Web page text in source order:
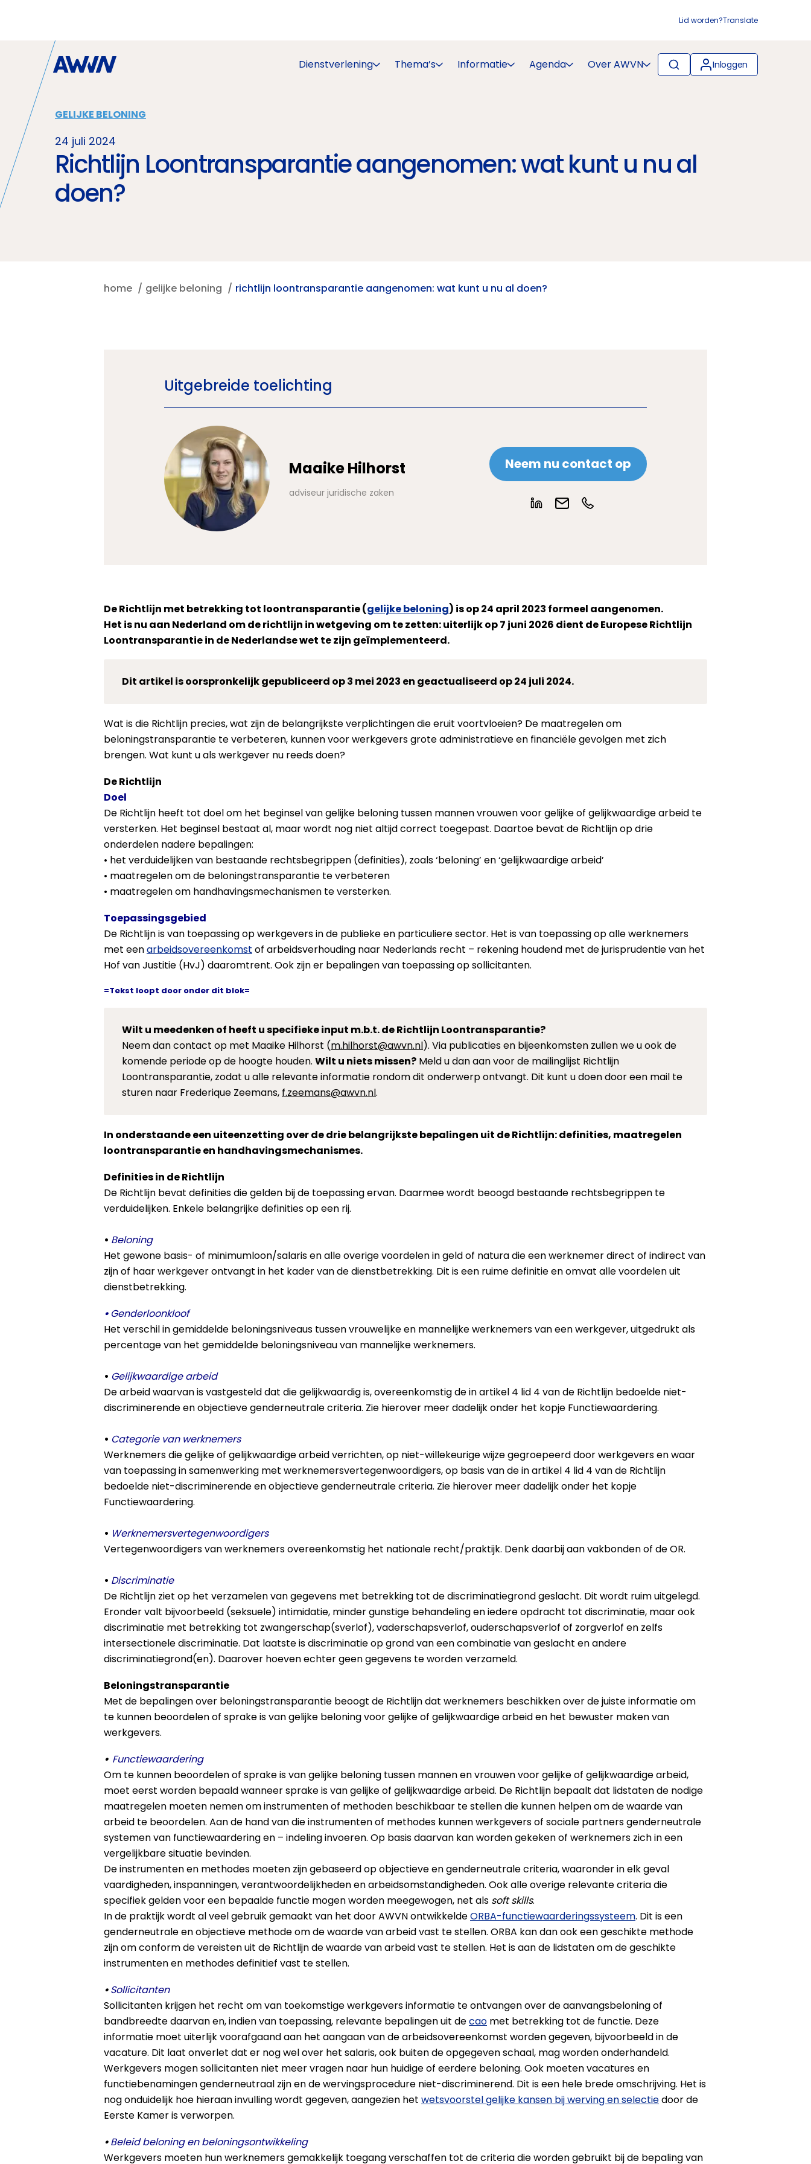
Lid worden?Translate
Dienstverlening Thema’s Informatie Agenda Over AWVN Inloggen
GELIJKE BELONING
24 juli 2024
Richtlijn Loontransparantie aangenomen: wat kunt u nu al
doen?
home gelijke beloning richtlijn loontransparantie aangenomen: wat kunt u nu al doen?
Uitgebreide toelichting
Maaike Hilhorst
adviseur juridische zaken
Neem nu contact op
De Richtlijn met betrekking tot loontransparantie (gelijke beloning) is op 24 april 2023 formeel aangenomen.
Het is nu aan Nederland om de richtlijn in wetgeving om te zetten: uiterlijk op 7 juni 2026 dient de Europese Richtlijn
Loontransparantie in de Nederlandse wet te zijn geïmplementeerd.
Dit artikel is oorspronkelijk gepubliceerd op 3 mei 2023 en geactualiseerd op 24 juli 2024.
Wat is die Richtlijn precies, wat zijn de belangrijkste verplichtingen die eruit voortvloeien? De maatregelen om
beloningstransparantie te verbeteren, kunnen voor werkgevers grote administratieve en financiële gevolgen met zich
brengen. Wat kunt u als werkgever nu reeds doen?
De Richtlijn
Doel
De Richtlijn heeft tot doel om het beginsel van gelijke beloning tussen mannen vrouwen voor gelijke of gelijkwaardige arbeid te
versterken. Het beginsel bestaat al, maar wordt nog niet altijd correct toegepast. Daartoe bevat de Richtlijn op drie
onderdelen nadere bepalingen:
• het verduidelijken van bestaande rechtsbegrippen (definities), zoals ‘beloning’ en ‘gelijkwaardige arbeid’
• maatregelen om de beloningstransparantie te verbeteren
• maatregelen om handhavingsmechanismen te versterken.
Toepassingsgebied
De Richtlijn is van toepassing op werkgevers in de publieke en particuliere sector. Het is van toepassing op alle werknemers
met eenarbeidsovereenkomst of arbeidsverhouding naar Nederlands recht – rekening houdend met de jurisprudentie van het
Hof van Justitie (HvJ) daaromtrent. Ook zijn er bepalingen van toepassing op sollicitanten.
=Tekst loopt door onder dit blok=
Wilt u meedenken of heeft u specifieke input m.b.t. de Richtlijn Loontransparantie?
Neem dan contact op met Maaike Hilhorst (m.hilhorst@awvn.nl). Via publicaties en bijeenkomsten zullen we u ook de
komende periode op de hoogte houden. Wilt u niets missen? Meld u dan aan voor de mailinglijst Richtlijn
Loontransparantie, zodat u alle relevante informatie rondom dit onderwerp ontvangt. Dit kunt u doen door een mail te
sturen naar Frederique Zeemans, f.zeemans@awvn.nl.
In onderstaande een uiteenzetting over de drie belangrijkste bepalingen uit de Richtlijn: definities, maatregelen
loontransparantie en handhavingsmechanismes.
Definities in de Richtlijn
De Richtlijn bevat definities die gelden bij de toepassing ervan. Daarmee wordt beoogd bestaande rechtsbegrippen te
verduidelijken. Enkele belangrijke definities op een rij.
• Beloning
Het gewone basis- of minimumloon/salaris en alle overige voordelen in geld of natura die een werknemer direct of indirect van
zijn of haar werkgever ontvangt in het kader van de dienstbetrekking. Dit is een ruime definitie en omvat alle voordelen uit
dienstbetrekking.
• Genderloonkloof
Het verschil in gemiddelde beloningsniveaus tussen vrouwelijke en mannelijke werknemers van een werkgever, uitgedrukt als
percentage van het gemiddelde beloningsniveau van mannelijke werknemers.
• Gelijkwaardige arbeid
De arbeid waarvan is vastgesteld dat die gelijkwaardig is, overeenkomstig de in artikel 4 lid 4 van de Richtlijn bedoelde niet-
discriminerende en objectieve genderneutrale criteria. Zie hierover meer dadelijk onder het kopje Functiewaardering.
• Categorie van werknemers
Werknemers die gelijke of gelijkwaardige arbeid verrichten, op niet-willekeurige wijze gegroepeerd door werkgevers en waar
van toepassing in samenwerking met werknemersvertegenwoordigers, op basis van de in artikel 4 lid 4 van de Richtlijn
bedoelde niet-discriminerende en objectieve genderneutrale criteria. Zie hierover meer dadelijk onder het kopje
Functiewaardering.
• Werknemersvertegenwoordigers
Vertegenwoordigers van werknemers overeenkomstig het nationale recht/praktijk. Denk daarbij aan vakbonden of de OR.
• Discriminatie
De Richtlijn ziet op het verzamelen van gegevens met betrekking tot de discriminatiegrond geslacht. Dit wordt ruim uitgelegd.
Eronder valt bijvoorbeeld (seksuele) intimidatie, minder gunstige behandeling en iedere opdracht tot discriminatie, maar ook
discriminatie met betrekking tot zwangerschap(sverlof), vaderschapsverlof, ouderschapsverlof of zorgverlof en zelfs
intersectionele discriminatie. Dat laatste is discriminatie op grond van een combinatie van geslacht en andere
discriminatiegrond(en). Daarover hoeven echter geen gegevens te worden verzameld.
Beloningstransparantie
Met de bepalingen over beloningstransparantie beoogt de Richtlijn dat werknemers beschikken over de juiste informatie om
te kunnen beoordelen of sprake is van gelijke beloning voor gelijke of gelijkwaardige arbeid en het bewuster maken van
werkgevers.
• Functiewaardering
Om te kunnen beoordelen of sprake is van gelijke beloning tussen mannen en vrouwen voor gelijke of gelijkwaardige arbeid,
moet eerst worden bepaald wanneer sprake is van gelijke of gelijkwaardige arbeid. De Richtlijn bepaalt dat lidstaten de nodige
maatregelen moeten nemen om instrumenten of methoden beschikbaar te stellen die kunnen helpen om de waarde van
arbeid te beoordelen. Aan de hand van die instrumenten of methodes kunnen werkgevers of sociale partners genderneutrale
systemen van functiewaardering en – indeling invoeren. Op basis daarvan kan worden gekeken of werknemers zich in een
vergelijkbare situatie bevinden.
De instrumenten en methodes moeten zijn gebaseerd op objectieve en genderneutrale criteria, waaronder in elk geval
vaardigheden, inspanningen, verantwoordelijkheden en arbeidsomstandigheden. Ook alle overige relevante criteria die
specifiek gelden voor een bepaalde functie mogen worden meegewogen, net als soft skills.
In de praktijk wordt al veel gebruik gemaakt van het door AWVN ontwikkeldeORBA-functiewaarderingssysteem. Dit is een
genderneutrale en objectieve methode om de waarde van arbeid vast te stellen. ORBA kan dan ook een geschikte methode
zijn om conform de vereisten uit de Richtlijn de waarde van arbeid vast te stellen. Het is aan de lidstaten om de geschikte
instrumenten en methodes definitief vast te stellen.
•Sollicitanten
Sollicitanten krijgen het recht om van toekomstige werkgevers informatie te ontvangen over de aanvangsbeloning of
bandbreedte daarvan en, indien van toepassing, relevante bepalingen uit decao met betrekking tot de functie. Deze
informatie moet uiterlijk voorafgaand aan het aangaan van de arbeidsovereenkomst worden gegeven, bijvoorbeeld in de
vacature. Dit laat onverlet dat er nog wel over het salaris, ook buiten de opgegeven schaal, mag worden onderhandeld.
Werkgevers mogen sollicitanten niet meer vragen naar hun huidige of eerdere beloning. Ook moeten vacatures en
functiebenamingen genderneutraal zijn en de wervingsprocedure niet-discriminerend. Dit is een hele brede omschrijving. Het is
nog onduidelijk hoe hieraan invulling wordt gegeven, aangezien het wetsvoorstel gelijke kansen bij werving en selectiedoor de
Eerste Kamer is verworpen.
•Beleid beloning en beloningsontwikkeling
Werkgevers moeten hun werknemers gemakkelijk toegang verschaffen tot de criteria die worden gebruikt bij de bepaling van